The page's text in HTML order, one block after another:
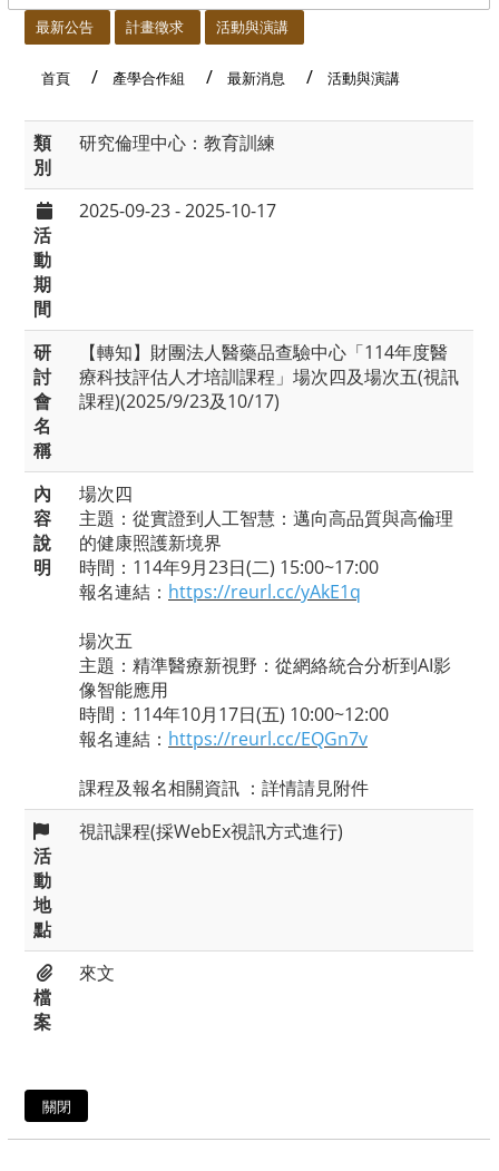
最新公告 計畫徵求 活動與演講
首頁 產學合作組 最新消息 活動與演講
類
別
研究倫理中心：教育訓練
活
動
期
間
2025-09-23 - 2025-10-17
研
討
會
名
稱
【轉知】財團法人醫藥品查驗中心「114年度醫
療科技評估人才培訓課程」場次四及場次五(視訊
課程)(2025/9/23及10/17)
內
容
說
明
場次四
主題：從實證到人工智慧：邁向高品質與高倫理
的健康照護新境界
時間：114年9月23日(二) 15:00~17:00
報名連結： https://reurl.cc/yAkE1q
場次五
主題：精準醫療新視野：從網絡統合分析到AI影
像智能應用
時間：114年10月17日(五) 10:00~12:00
報名連結： https://reurl.cc/EQGn7v
課程及報名相關資訊 ：詳情請見附件
活
動
地
點
視訊課程(採WebEx視訊方式進行)
檔
案
來文
關閉